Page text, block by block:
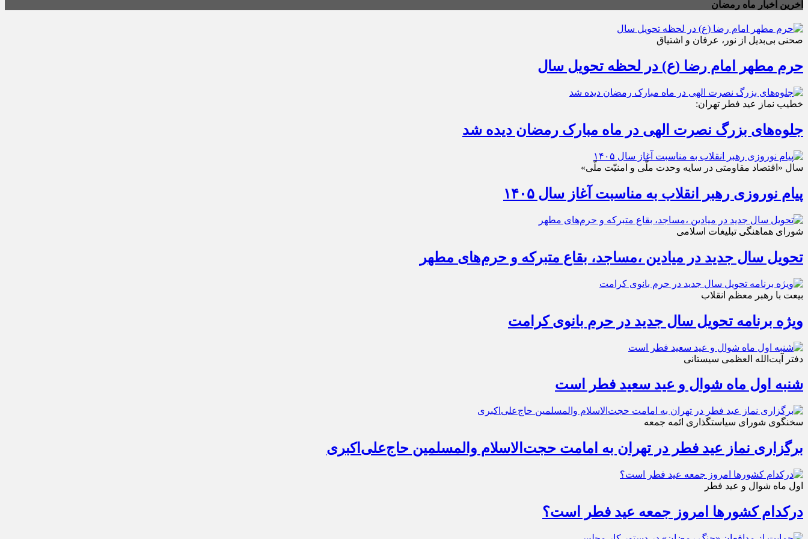
آخرین اخبار ماه رمضان
صحنی بی‌بدیل از نور، عرفان و اشتیاق
حرم مطهر امام رضا (ع) در لحظه تحویل سال
خطیب نماز عید فطر تهران:
جلوه‌های بزرگ نصرت الهی در ماه مبارک رمضان دیده شد
سال «اقتصاد مقاومتی در سایه وحدت ملّی و امنیّت ملّی»
پیام نوروزی رهبر انقلاب به مناسبت آغاز سال ۱۴۰۵
شورای هماهنگی تبلیغات اسلامی
تحویل سال‌ جدید در میادین ،مساجد، بقاع متبرکه‌ و حرم‌های‌ مطهر
بیعت با رهبر معظم انقلاب
ویژه برنامه تحویل سال جدید در حرم بانوی کرامت
دفتر آیت‌الله العظمی سیستانی
شنبه اول ماه شوال و عید سعید فطر است
سخنگوی شورای سیاستگذاری ائمه جمعه
برگزاری نماز عید فطر در تهران به امامت حجت‌الاسلام والمسلمین حاج‌علی‌اکبری
اول ماه شوال و عید فطر
درکدام کشورها امروز جمعه عید فطر است؟